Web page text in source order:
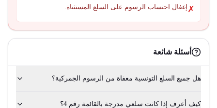
✗ إغفال احتساب الرسوم على السلع المستثناة.
أسئلة شائعة
هل جميع السلع التونسية معفاة من الرسوم الجمركية؟
كيف أعرف إذا كانت سلعي مدرجة بالقائمة رقم 4؟